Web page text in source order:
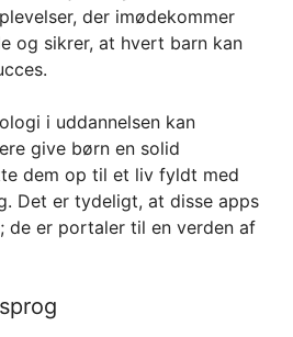
der imødekommer
og sikrer, at hvert barn kan
i uddannelsen kan
give børn en solid
dem op til et liv fyldt med
Det er tydeligt, at disse apps
de er portaler til en verden af